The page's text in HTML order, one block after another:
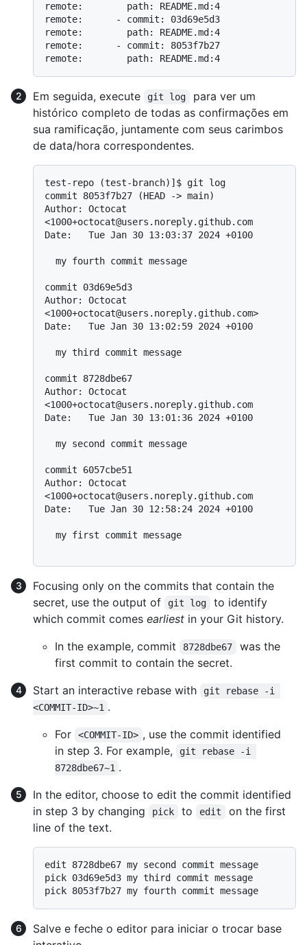
remote:        path: README.md:4
remote:      - commit: 03d69e5d3
remote:        path: README.md:4
remote:      - commit: 8053f7b27
Em seguida, execute git log
para ver um
histórico completo de todas as confirmações em
sua ramificação, juntamente com seus carimbos
de data/hora correspondentes.
test-repo (test-branch)]$ git log
commit 8053f7b27 (HEAD -> main)
Author: Octocat
<1000+octocat@users.noreply.github.com
Date:   Tue Jan 30 13:03:37 2024 +0100
commit 03d69e5d3
Author: Octocat
<1000+octocat@users.noreply.github.com>
Date:   Tue Jan 30 13:02:59 2024 +0100
commit 8728dbe67
Author: Octocat
<1000+octocat@users.noreply.github.com
Date:   Tue Jan 30 13:01:36 2024 +0100
commit 6057cbe51
Author: Octocat
<1000+octocat@users.noreply.github.com
Date:   Tue Jan 30 12:58:24 2024 +0100
Focusing only on the commits that contain the
secret, use the output of
git log
to identify
which commit comes earliest in your Git history.
In the example, commit
8728dbe67
was the
first commit to contain the secret.
Start an interactive rebase with
git rebase -i
<COMMIT-ID>~1 .
For
<COMMIT-ID> , use the commit identified
in step 3. For example,
git rebase -i
8728dbe67~1 .
In the editor, choose to edit the commit identified
in step 3 by changing
pick to edit
on the first
line of the text.
edit 8728dbe67 my second commit message
pick 03d69e5d3 my third commit message
Salve e feche o editor para iniciar o trocar base